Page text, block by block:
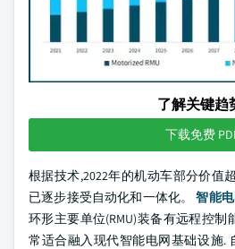
了解关键趋
下载免费
根据技术,2022年的机动车部分价值
已逐步接受自动化和一体化。智能
环形主要单位(RMU)装备有远程控
常适合融入现代智能电网基础设施.